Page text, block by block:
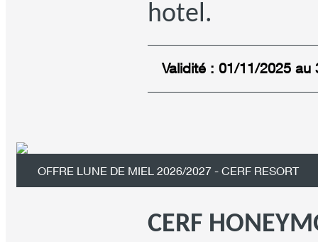
hotel.
Validité : 01/11/2025 au
OFFRE LUNE DE MIEL 2026/2027 - CERF RESORT
CERF